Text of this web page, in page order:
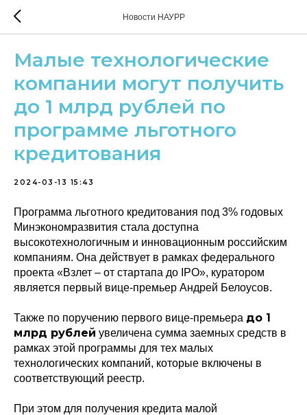
Новости НАУРР
Малые технологические
компании могут получить
до 1 млрд рублей по
программе льготного
кредитования
2024-03-13 15:43
Программа льготного кредитования под 3% годовых
Минэкономразвития стала доступна
высокотехнологичным и инновационным российским
компаниям. Она действует в рамках федерального
проекта «Взлет – от стартапа до IPO», куратором
является первый вице-премьер Андрей Белоусов.
Также по поручению первого вице-премьера до 1
млрд рублей увеличена сумма заемных средств в
рамках этой программы для тех малых
технологических компаний, которые включены в
соответствующий реестр.
При этом для получения кредита малой